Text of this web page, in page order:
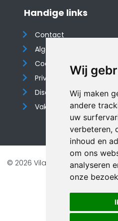
Wij
Wij maken
andere
uw
verbeteren,
inhoud en
om ons
analyseren
onze
Handige links
Contact
Algemene voorwaarden
Cookieverklaring
Privacyverklaring
Disclaimer
Vakantiehuis website
© 2026 Vilando
Veilig online